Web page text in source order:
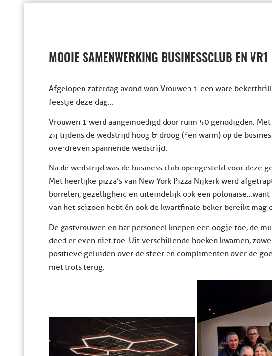
MOOIE SAMENWERKING BUSINESSCLUB EN VR1
Afgelopen zaterdag avond won Vrouwen 1 een ware
feestje deze dag…
Vrouwen 1 werd aangemoedigd door ruim 50 genodigden.
zij tijdens de wedstrijd hoog & droog (*en warm) op de
overdreven spannende wedstrijd.
Na de wedstrijd was de business club opengesteld voor deze
Met heerlijke pizza’s van New York Pizza Nijkerk werd
borrelen, gezelligheid en uiteindelijk ook een polonaise…want
van het seizoen hebt én ook de kwartfinale beker bereikt mag
De gastvrouwen en bar personeel knepen een oogje toe, de
deed er even niet toe. Uit verschillende hoeken kwamen,
positieve geluiden over de sfeer en complimenten over de
met trots terug.